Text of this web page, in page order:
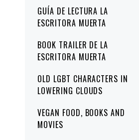
GUÍA DE LECTURA LA
ESCRITORA MUERTA
BOOK TRAILER DE LA
ESCRITORA MUERTA
OLD LGBT CHARACTERS IN
LOWERING CLOUDS
VEGAN FOOD, BOOKS AND
MOVIES